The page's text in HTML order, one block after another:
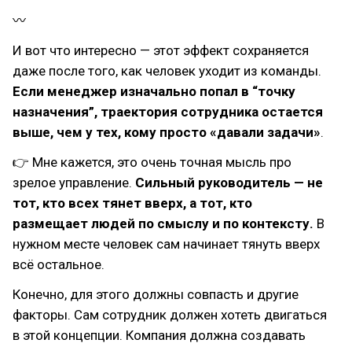
〰
И вот что интересно — этот эффект сохраняется
даже после того, как человек уходит из команды.
Если менеджер изначально попал в “точку
назначения”, траектория сотрудника остается
выше, чем у тех, кому просто «давали задачи».
👉 Мне кажется, это очень точная мысль про
зрелое управление. Сильный руководитель — не
тот, кто всех тянет вверх, а тот, кто
размещает людей по смыслу и по контексту. В
нужном месте человек сам начинает тянуть вверх
всё остальное.
Конечно, для этого должны совпасть и другие
факторы. Сам сотрудник должен хотеть двигаться
в этой концепции. Компания должна создавать